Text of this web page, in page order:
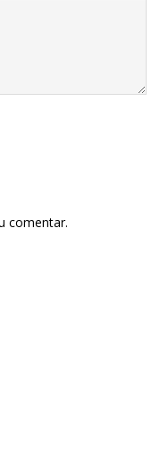
comentar.